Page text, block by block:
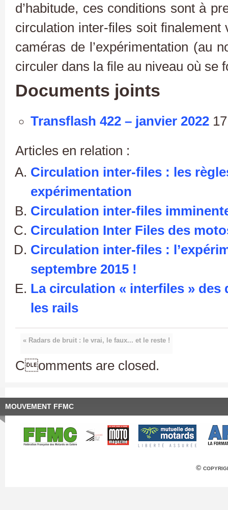
d’habitude, ces conditions sont à
circulation inter-files soit
caméras de l’expérimentation (au
circuler dans la file au niveau où se
Documents joints
Transflash 422 – janvier 2022
Articles en relation :
Circulation inter-files : les
expérimentation
Circulation inter-files
Circulation Inter Files des
Circulation inter-files :
septembre 2015 !
La circulation « interfiles » des
les rails
« Radars de bruit : le vrai, le faux... et le reste !
Comments are closed.
MOUVEMENT FFMC
©